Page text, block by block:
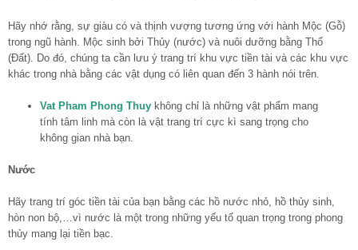
Hãy nhớ rằng, sự giàu có và thịnh vượng tương ứng với hành Mộc (Gỗ)
trong ngũ hành. Mộc sinh bởi Thủy (nước) và nuôi dưỡng bằng Thổ
(Đất). Do đó, chúng ta cần lưu ý trang trí khu vực tiền tài và các khu vực
khác trong nhà bằng các vật dụng có liên quan đến 3 hành nói trên.
Vat Pham Phong Thuy không chỉ là những vật phẩm mang
tính tâm linh mà còn là vật trang trí cực kì sang trọng cho
không gian nhà bạn.
Nước
Hãy trang trí góc tiền tài của bạn bằng các hồ nước nhỏ, hồ thủy sinh,
hòn non bộ,…vì nước là một trong những yếu tố quan trọng trong phong
thủy mang lại tiền bạc.